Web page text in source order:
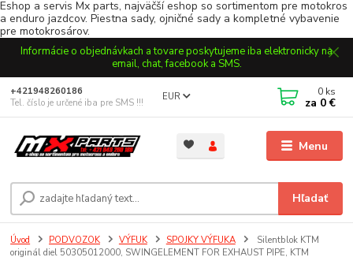
Eshop a servis Mx parts, najväčší eshop so sortimentom pre motokros
a enduro jazdcov. Piestna sady, ojničné sady a kompletné vybavenie
pre motokrosárov.
Informácie o objednávkach a tovare poskytujeme iba elektronicky na
email, chat, facebook a SMS.
Menu
EUR
Hľadať
+421948260186
Tel. číslo je určené iba pre SMS !!!
0 ks
za 0 €
Úvod PODVOZOK VÝFUK SPOJKY VÝFUKA
Silentblok KTM
originál diel 50305012000, SWINGELEMENT FOR EXHAUST PIPE, KTM